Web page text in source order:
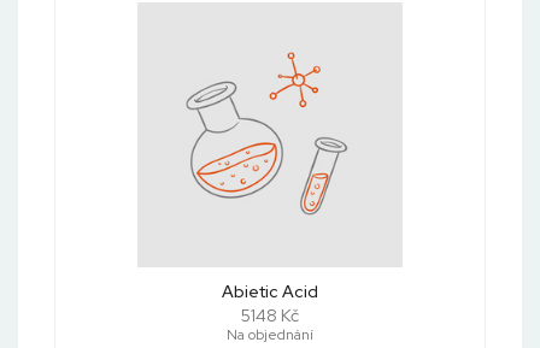
Abietic Acid
5148 Kč
Na objednání